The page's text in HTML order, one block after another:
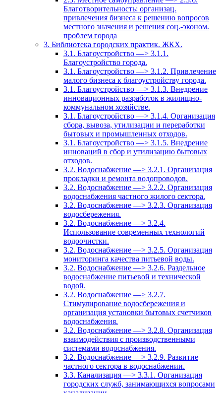
Благотворительность: организац.
привлечения бизнеса к решению вопросов
местного значения и решения соц.-эконом.
проблем города
3. Библиотека городских практик. ЖКХ.
3.1. Благоустройство —> 3.1.1.
Благоустройство города.
3.1. Благоустройство —> 3.1.2. Привлечение
малого бизнеса к благоустройству города.
3.1. Благоустройство —> 3.1.3. Внедрение
инновационных разработок в жилищно-
коммунальном хозяйстве.
3.1. Благоустройство —> 3.1.4. Организация
сбора, вывоза, утилизации и переработки
бытовых и промышленных отходов.
3.1. Благоустройство —> 3.1.5. Внедрение
инноваций в сбор и утилизацию бытовых
отходов.
3.2. Водоснабжение —> 3.2.1. Организация
прокладки и ремонта водопроводов.
3.2. Водоснабжение —> 3.2.2. Организация
водоснабжения частного жилого сектора.
3.2. Водоснабжение —> 3.2.3. Организация
водосбережения.
3.2. Водоснабжение —> 3.2.4.
Использование современных технологий
водоочистки.
3.2. Водоснабжение —> 3.2.5. Организация
мониторинга качества питьевой воды.
3.2. Водоснабжение —> 3.2.6. Раздельное
водоснабжение питьевой и технической
водой.
3.2. Водоснабжение —> 3.2.7.
Стимулирование водосбережения и
организация установки бытовых счетчиков
водоснабжения.
3.2. Водоснабжение —> 3.2.8. Организация
взаимодействия с производственными
системами водоснабжения.
3.2. Водоснабжение —> 3.2.9. Развитие
частного сектора в водоснабжении.
3.3. Канализация —> 3.3.1. Организация
городских служб, занимающихся вопросами